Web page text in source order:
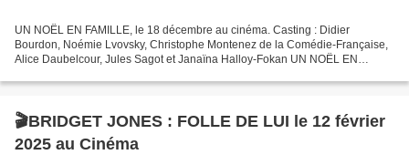
UN NOËL EN FAMILLE, le 18 décembre au cinéma. Casting : Didier
Bourdon, Noémie Lvovsky, Christophe Montenez de la Comédie-Française,
Alice Daubelcour, Jules Sagot et Janaïna Halloy-Fokan UN NOËL EN
🎬BRIDGET JONES : FOLLE DE LUI le 12 février
2025 au Cinéma